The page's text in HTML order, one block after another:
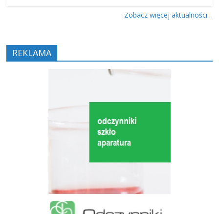
Zobacz więcej aktualności…
REKLAMA